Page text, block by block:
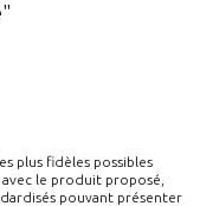
plus fidèles possibles
le produit proposé,
pouvant présenter